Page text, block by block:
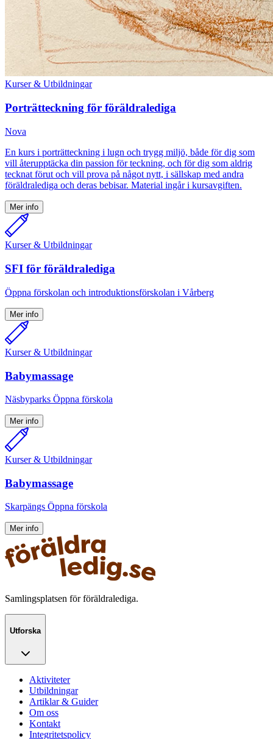
Kurser & Utbildningar
Porträtteckning för föräldralediga
Nova
En kurs i porträtteckning i lugn och trygg miljö, både för dig som
vill återupptäcka din passion för teckning, och för dig som aldrig
tecknat förut och vill prova på något nytt, i sällskap med andra
föräldralediga och deras bebisar. Material ingår i kursavgiften.
Mer info
Kurser & Utbildningar
SFI för föräldralediga
Öppna förskolan och introduktionsförskolan i Vårberg
Mer info
Kurser & Utbildningar
Babymassage
Näsbyparks Öppna förskola
Mer info
Kurser & Utbildningar
Babymassage
Skarpängs Öppna förskola
Mer info
Samlingsplatsen för föräldralediga.
Utforska
Aktiviteter
Utbildningar
Artiklar & Guider
Om oss
Kontakt
Integritetspolicy